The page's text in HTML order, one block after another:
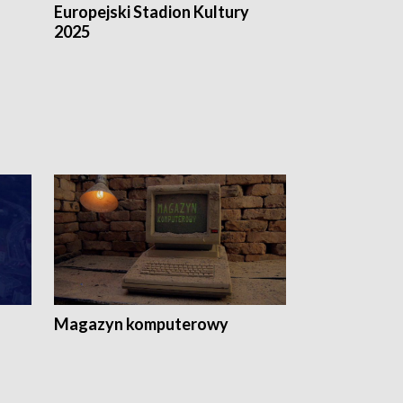
Europejski Stadion Kultury
2025
Magazyn komputerowy